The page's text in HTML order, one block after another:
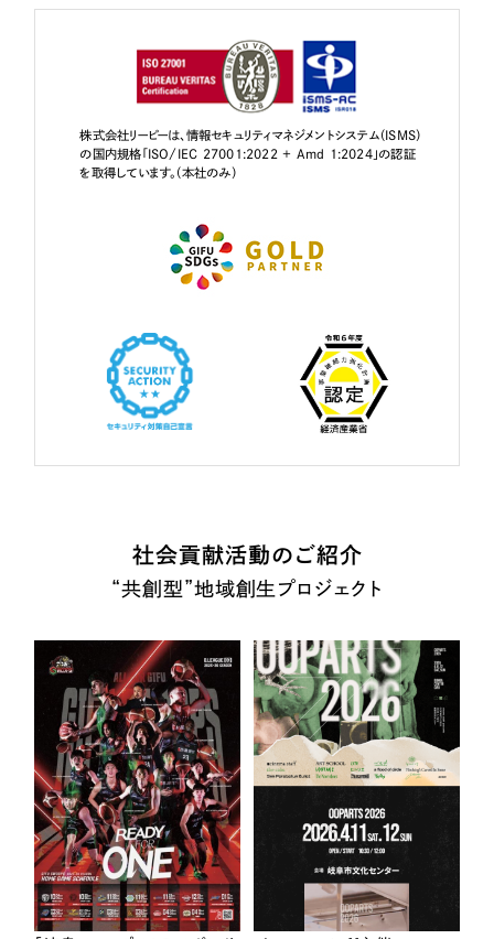
株式会社リーピーは、情報セキュリティマネジメントシステム（ISMS）
の国内規格「ISO/IEC 27001:2022 + Amd 1:2024」の認証
を取得しています。（本社のみ）
社会貢献活動のご紹介
“共創型”地域創生プロジェクト